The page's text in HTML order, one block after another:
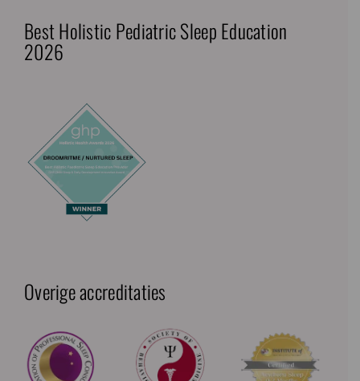
Best Holistic Pediatric Sleep Education
2026
Overige accreditaties